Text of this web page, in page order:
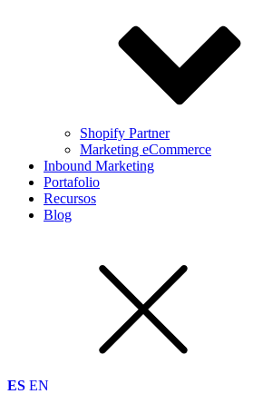
Shopify Partner
Marketing eCommerce
Inbound Marketing
Portafolio
Recursos
Blog
ES EN